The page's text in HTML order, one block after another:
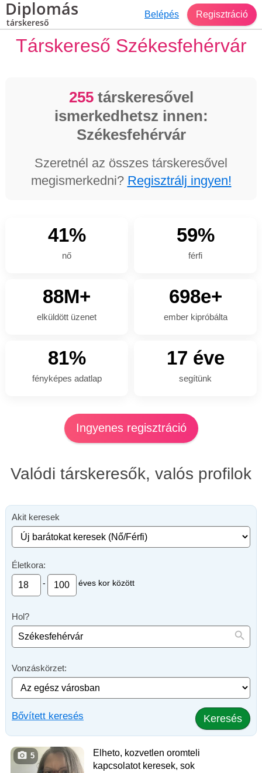
Diplomás
társkereső
Belépés Regisztráció
Társkereső Székesfehérvár
255társkeresővel
ismerkedhetsz innen:
Székesfehérvár
Szeretnél az összes társkeresővel
megismerkedni? Regisztrálj ingyen!
41%
nő
59%
férfi
88M+
elküldött üzenet
698e+
ember kipróbálta
81%
fényképes adatlap
17 éve
segítünk
Ingyenes regisztráció
Valódi társkeresők, valós profilok
Akit keresek
Életkora:
- éves kor között
Hol?
Vonzáskörzet:
Bővített keresés Keresés
5
Elheto, kozvetlen oromteli
kapcsolatot keresek, sok